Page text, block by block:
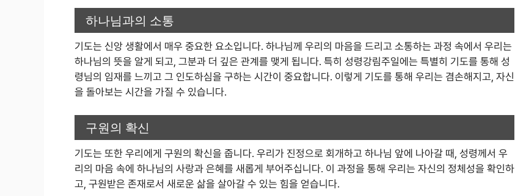
하나님과의 소통
기도는 신앙 생활에서 매우 중요한 요소입니다. 하나님께 우리의 마음을 드리고 소통하는 과정 속에서 우리는
하나님의 뜻을 알게 되고, 그분과 더 깊은 관계를 맺게 됩니다. 특히 성령강림주일에는 특별히 기도를 통해 성
령님의 임재를 느끼고 그 인도하심을 구하는 시간이 중요합니다. 이렇게 기도를 통해 우리는 겸손해지고, 자신
을 돌아보는 시간을 가질 수 있습니다.
구원의 확신
기도는 또한 우리에게 구원의 확신을 줍니다. 우리가 진정으로 회개하고 하나님 앞에 나아갈 때, 성령께서 우
리의 마음 속에 하나님의 사랑과 은혜를 새롭게 부어주십니다. 이 과정을 통해 우리는 자신의 정체성을 확인하
고, 구원받은 존재로서 새로운 삶을 살아갈 수 있는 힘을 얻습니다.